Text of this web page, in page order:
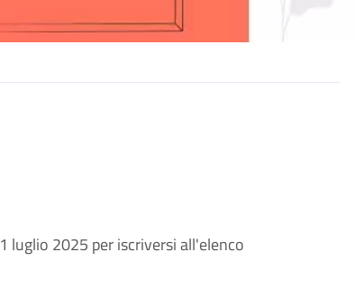
luglio 2025 per iscriversi all'elenco